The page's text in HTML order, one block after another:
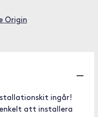
Origin
ingår!
att installera